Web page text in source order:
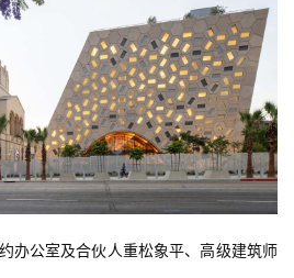
办公室及合伙人重松象平、高级建筑师